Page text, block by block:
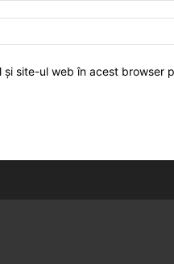
și site-ul web în acest browser